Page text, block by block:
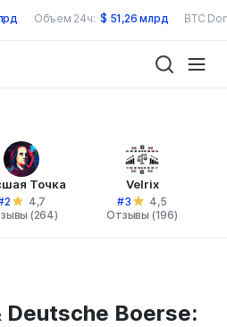
Объем 24ч: $ 51,26 млрд BTC
Точка
4,7
(264)
Velrix
#3
4,5
Отзывы (196)
Deutsche Boerse: